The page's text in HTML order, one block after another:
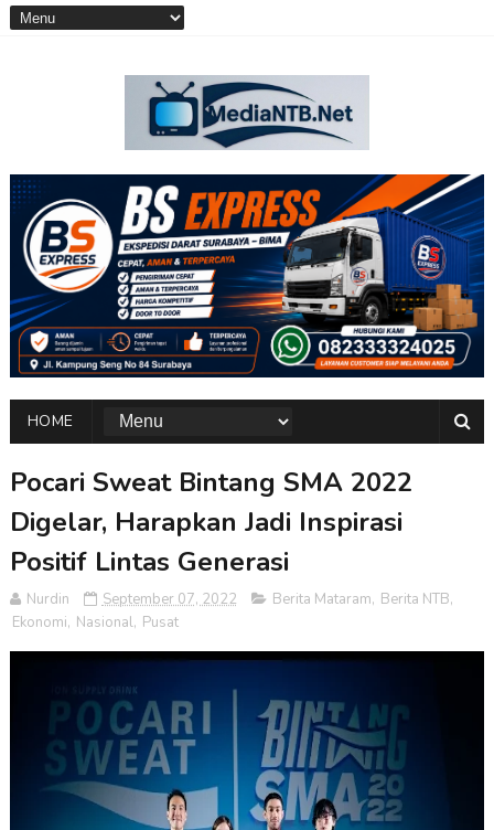
HOME
Pocari Sweat Bintang SMA 2022
Digelar, Harapkan Jadi Inspirasi
Positif Lintas Generasi
Nurdin September 07, 2022 Berita Mataram, Berita NTB,
Ekonomi, Nasional, Pusat